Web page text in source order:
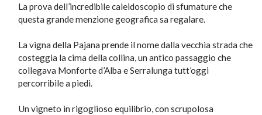
La prova dell’incredibile caleidoscopio di sfumature che
questa grande menzione geografica sa regalare.
La vigna della Pajana prende il nome dalla vecchia strada che
costeggia la cima della collina, un antico passaggio che
collegava Monforte d’Alba e Serralunga tutt’oggi
percorribile a piedi.
Un vigneto in rigoglioso equilibrio, con scrupolosa